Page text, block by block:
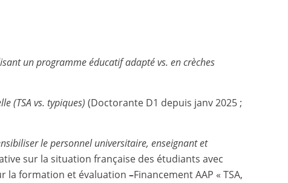
un programme éducatif adapté vs. en crèches
(TSA vs. typiques) (Doctorante D1 depuis janv 2025 ;
le personnel universitaire, enseignant et
sur la situation française des étudiants avec
la formation et évaluation –Financement AAP « TSA,